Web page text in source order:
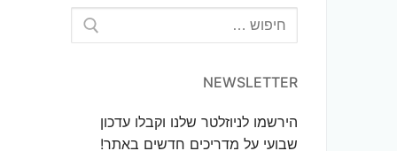
NEWSLETTER
הירשמו לניוזלטר שלנו וקבלו עדכון
שבועי על מדריכים חדשים באתר!